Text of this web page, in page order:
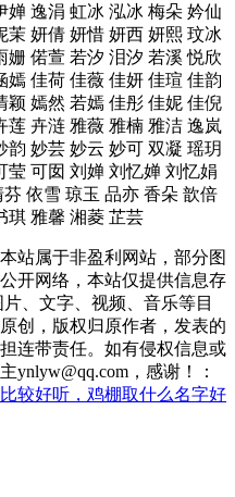
婵 逸涓 虹冰 泓冰 梅朵 妗仙
茉 妍倩 妍惜 妍西 妍熙 玟冰
姗 偌萱 若汐 泪汐 若溪 悦欣
嫣 佳荷 佳薇 佳妍 佳瑄 佳韵
颖 嫣然 若嫣 佳彤 佳妮 佳倪
莲 卉涟 雅薇 雅楠 雅洁 逸岚
妙芸 妙云 妙可 双凝 瑶玥
莹 可囡 刘婵 刘忆婵 刘忆娟
依雪 琼玉 品亦 香朵 歆倍
琪 雅馨 湘菱 芷芸
站属于非盈利网站，部分图
开网络，本站仅提供信息存
、文字、视频、音乐等目
创，版权归原作者，发表的
连带责任。如有侵权信息或
ynlyw@qq.com，感谢！：
较好听，鸡棚取什么名字好